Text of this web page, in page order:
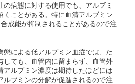
の病態に対する使用でも、アルブミ
くことがある。特に血清アルブミン
成能が抑制されることがあるので注
態による低アルブミン血症では、た
しても、血管内に留まらず、血管外
アルブミン濃度は期待したほどには
ルブミンの分解が促進されるので注